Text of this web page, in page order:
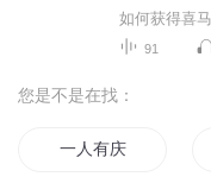
91
您是不是在找：
一人有庆